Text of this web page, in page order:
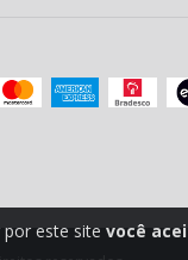
este site você